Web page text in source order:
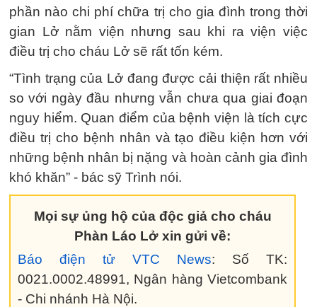
phần nào chi phí chữa trị cho gia đình trong thời
gian Lở nằm viện nhưng sau khi ra viện việc
điều trị cho cháu Lở sẽ rất tốn kém.
“Tình trạng của Lở đang được cải thiện rất nhiều
so với ngày đầu nhưng vẫn chưa qua giai đoạn
nguy hiểm. Quan điểm của bệnh viện là tích cực
điều trị cho bệnh nhân và tạo điều kiện hơn với
những bệnh nhân bị nặng và hoàn cảnh gia đình
khó khăn” - bác sỹ Trình nói.
Mọi sự ủng hộ của độc giả cho cháu
Phàn Láo Lở xin gửi về:
Báo điện tử VTC News: Số TK:
0021.0002.48991, Ngân hàng Vietcombank
- Chi nhánh Hà Nội.